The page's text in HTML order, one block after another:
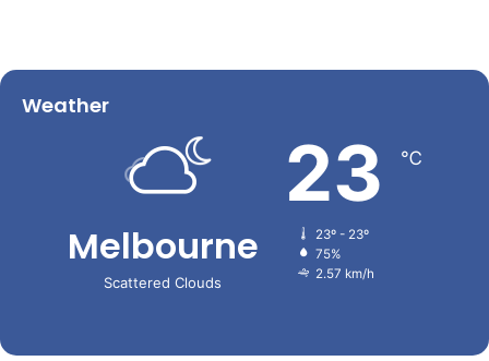
Weather
Melbourne
Scattered Clouds
23 ℃
23º - 23º
75%
2.57 km/h